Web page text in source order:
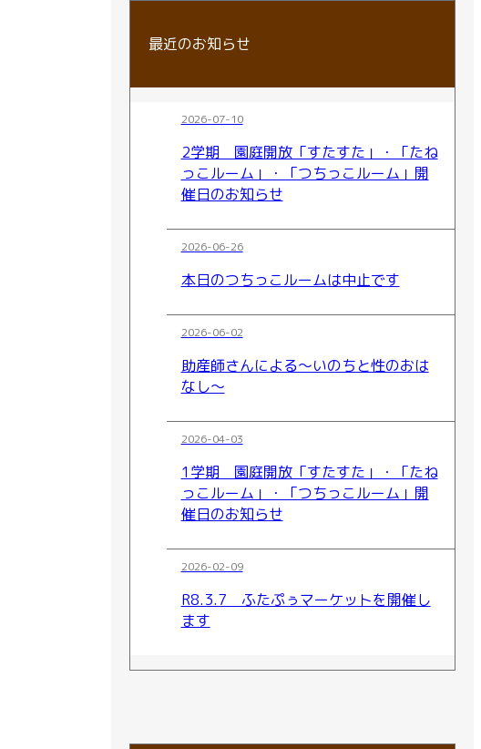
最近のお知らせ
2026-07-10
2学期 園庭開放「すたすた」・「たね
っこルーム」・「つちっこルーム」開
催日のお知らせ
2026-06-26
本日のつちっこルームは中止です
2026-06-02
助産師さんによる～いのちと性のおは
なし～
2026-04-03
1学期 園庭開放「すたすた」・「たね
っこルーム」・「つちっこルーム」開
催日のお知らせ
2026-02-09
R8.3.7 ふたぷぅマーケットを開催し
ます